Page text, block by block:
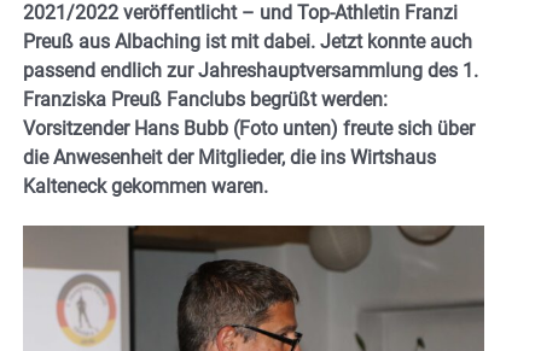
2021/2022 veröffentlicht – und Top-Athletin Franzi
Preuß aus Albaching ist mit dabei. Jetzt konnte auch
passend endlich zur Jahreshauptversammlung des 1.
Franziska Preuß Fanclubs begrüßt werden:
Vorsitzender Hans Bubb (Foto unten) freute sich über
die Anwesenheit der Mitglieder, die ins Wirtshaus
Kalteneck gekommen waren.